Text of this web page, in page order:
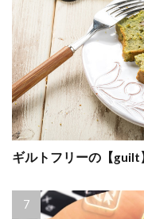
ギルトフリーの【guilt